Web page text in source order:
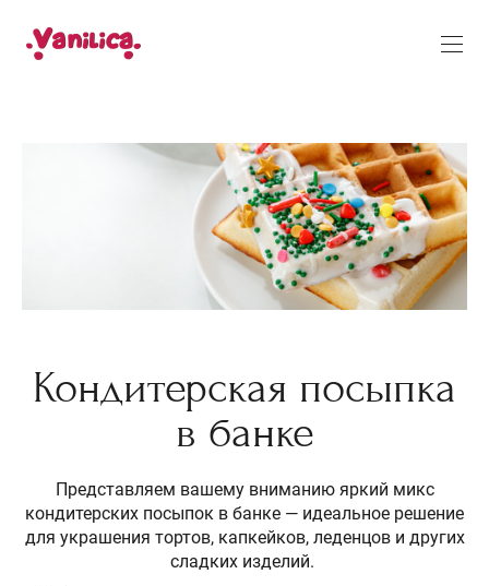
Кондитерская посыпка
в банке
Представляем вашему вниманию яркий микс
кондитерских посыпок в банке — идеальное решение
для украшения тортов, капкейков, леденцов и других
сладких изделий.